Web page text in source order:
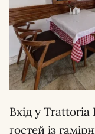
Вхід у Trattoria
гостей із